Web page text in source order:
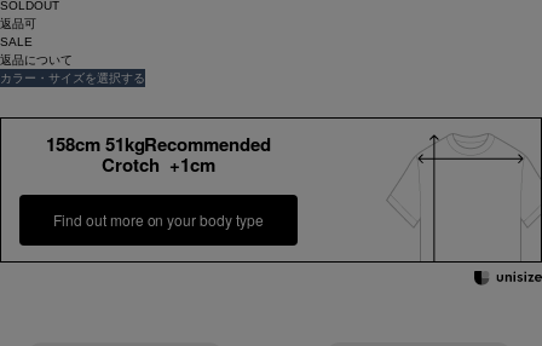
SOLDOUT
返品可
SALE
返品について
カラー・サイズを選択する
158cm 51kgRecommended
Crotch +1cm
Find out more on your body type